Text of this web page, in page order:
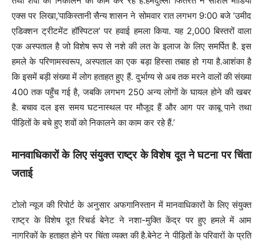
एक्स पर लिखा,’पाकिस्तानी सैन्य शासन ने सोमवार रात लगभग 9:00 बजे ‘उमीद
एडिक्शन ट्रीटमेंट हॉस्पिटल’ पर हवाई हमला किया. यह 2,000 बिस्तरों वाला
एक अस्पताल है जो विशेष रूप से नशे की लत के इलाज के लिए समर्पित है. इस
हमले के परिणामस्वरूप, अस्पताल का एक बड़ा हिस्सा तबाह हो गया है.आशंका है
कि इसमें बड़ी संख्या में लोग हताहत हुए हैं. दुर्भाग्य से अब तक मरने वालों की संख्या
400 तक पहुँच गई है, जबकि लगभग 250 अन्य लोगों के घायल होने की खबर
है. बचाव दल इस समय घटनास्थल पर मौजूद हैं और आग पर काबू पाने तथा
पीड़ितों के बचे हुए शवों को निकालने का काम कर रहे हैं.’
मानवाधिकारों के लिए संयुक्त राष्ट्र के विशेष दूत ने घटना पर चिंता
जताई
टोलो न्यूज की रिपोर्ट के अनुसार अफगानिस्तान में मानवाधिकारों के लिए संयुक्त
राष्ट्र के विशेष दूत रिचर्ड बेनेट ने नशा-मुक्ति केंद्र पर हुए हमले में आम
नागरिकों के हताहत होने पर चिंता व्यक्त की है.बेनेट ने पीड़ितों के परिवारों के प्रति